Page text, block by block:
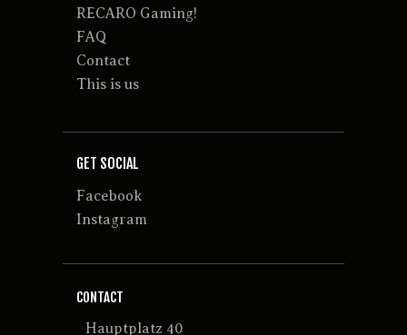
RECARO Gaming!
FAQ
Contact
This is us
GET SOCIAL
Facebook
Instagram
CONTACT
Hauptplatz 40